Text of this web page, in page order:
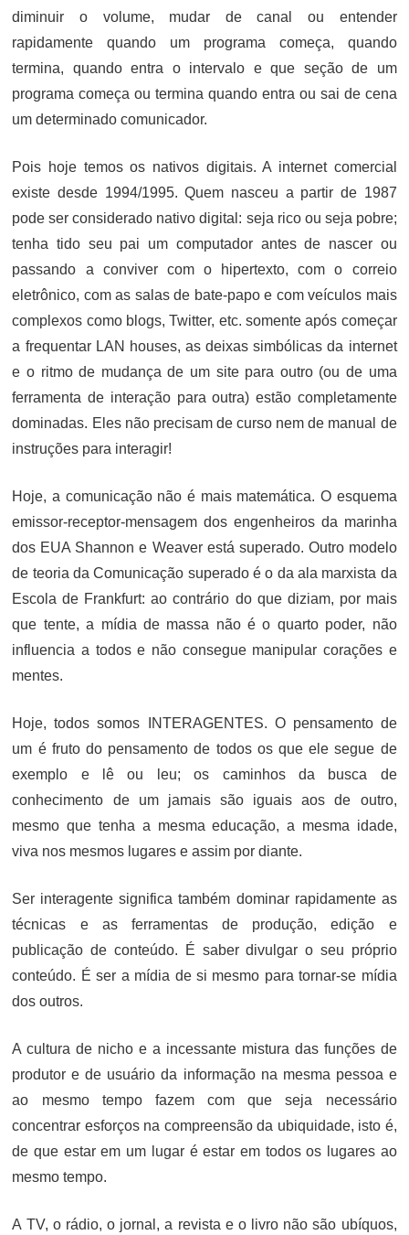
diminuir o volume, mudar de canal ou entender
rapidamente quando um programa começa, quando
termina, quando entra o intervalo e que seção de um
programa começa ou termina quando entra ou sai de cena
um determinado comunicador.
Pois hoje temos os nativos digitais. A internet comercial
existe desde 1994/1995. Quem nasceu a partir de 1987
pode ser considerado nativo digital: seja rico ou seja pobre;
tenha tido seu pai um computador antes de nascer ou
passando a conviver com o hipertexto, com o correio
eletrônico, com as salas de bate-papo e com veículos mais
complexos como blogs, Twitter, etc. somente após começar
a frequentar LAN houses, as deixas simbólicas da internet
e o ritmo de mudança de um site para outro (ou de uma
ferramenta de interação para outra) estão completamente
dominadas. Eles não precisam de curso nem de manual de
instruções para interagir!
Hoje, a comunicação não é mais matemática. O esquema
emissor-receptor-mensagem dos engenheiros da marinha
dos EUA Shannon e Weaver está superado. Outro modelo
de teoria da Comunicação superado é o da ala marxista da
Escola de Frankfurt: ao contrário do que diziam, por mais
que tente, a mídia de massa não é o quarto poder, não
influencia a todos e não consegue manipular corações e
mentes.
Hoje, todos somos INTERAGENTES. O pensamento de
um é fruto do pensamento de todos os que ele segue de
exemplo e lê ou leu; os caminhos da busca de
conhecimento de um jamais são iguais aos de outro,
mesmo que tenha a mesma educação, a mesma idade,
viva nos mesmos lugares e assim por diante.
Ser interagente significa também dominar rapidamente as
técnicas e as ferramentas de produção, edição e
publicação de conteúdo. É saber divulgar o seu próprio
conteúdo. É ser a mídia de si mesmo para tornar-se mídia
dos outros.
A cultura de nicho e a incessante mistura das funções de
produtor e de usuário da informação na mesma pessoa e
ao mesmo tempo fazem com que seja necessário
concentrar esforços na compreensão da ubiquidade, isto é,
de que estar em um lugar é estar em todos os lugares ao
mesmo tempo.
A TV, o rádio, o jornal, a revista e o livro não são ubíquos,